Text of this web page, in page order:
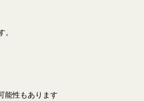
能性もあります